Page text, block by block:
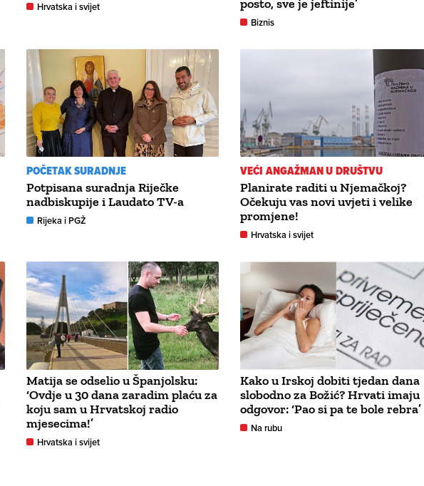
Hrvatska i svijet
posto, sve je jeftinije’
Biznis
POČETAK SURADNJE
Potpisana suradnja Riječke
nadbiskupije i Laudato TV-a
Rijeka i PGŽ
VEĆI ANGAŽMAN U DRUŠTVU
Planirate raditi u Njemačkoj?
Očekuju vas novi uvjeti i velike
promjene!
Hrvatska i svijet
Matija se odselio u Španjolsku:
‘Ovdje u 30 dana zaradim plaću za
koju sam u Hrvatskoj radio
mjesecima!’
Hrvatska i svijet
Kako u Irskoj dobiti tjedan dana
slobodno za Božić? Hrvati imaju
odgovor: ‘Pao si pa te bole rebra’
Na rubu